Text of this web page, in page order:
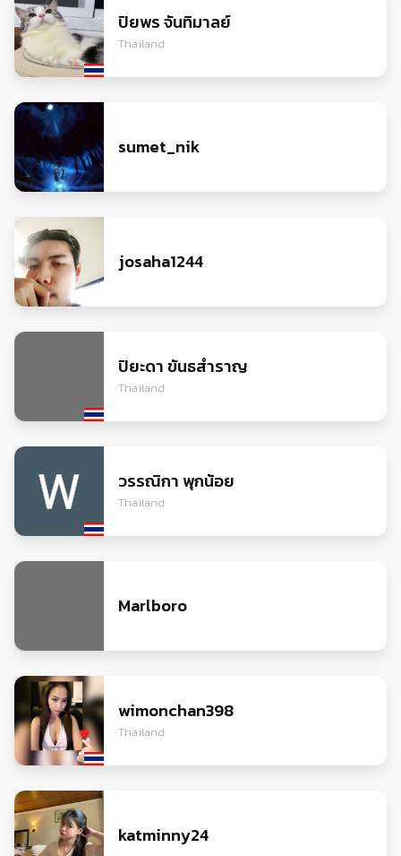
ปิยพร​ จันทิมาลย์
Thailand
sumet_nik
josaha1244
ปิยะดา ขันธสำราญ
Thailand
วรรณิกา พุกน้อย
Thailand
Marlboro
wimonchan398
Thailand
katminny24